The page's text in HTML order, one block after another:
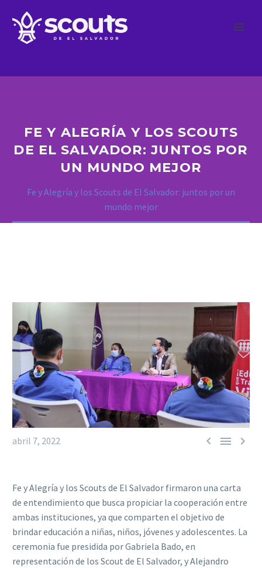
FE Y ALEGRÍA Y LOS SCOUTS
DE EL SALVADOR: JUNTOS POR
UN MUNDO MEJOR
Fe y Alegría y los Scouts de El Salvador: juntos por un
mundo mejor
  
abril 7, 2022
Fe y Alegría y los Scouts de El Salvador firmaron una carta
de entendimiento que busca propiciar la cooperación entre
ambas instituciones, ya que comparten el objetivo de
brindar educación a niñas, niños, jóvenes y adolescentes. La
ceremonia fue presidida por Gabriela Bado, en
representación de los Scout de El Salvador, y Alejandro